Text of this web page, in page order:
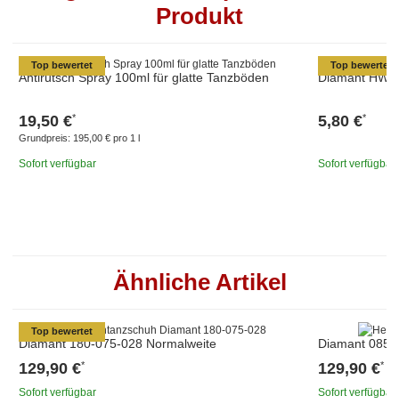
Produkt
Top bewertet
Antirutsch Spray 100ml für glatte Tanzböden
19,50 €*
Grundpreis: 195,00 € pro 1 l
Sofort verfügbar
Top bewertet
Diamant
5,80 €*
Sofort verfügbar
Ähnliche Artikel
Top bewertet
Diamant 180-075-028 Normalweite
129,90 €*
Sofort verfügbar
Diamant
129,90 €*
Sofort verfügbar